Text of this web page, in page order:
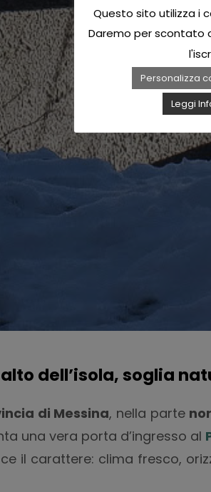
dell’isola, soglia
di Messina, nella parte
una vera porta d’ingresso al
il carattere: clima fresco,
Questo sito utilizza i
Daremo per scontato
Personalizza
Leggi